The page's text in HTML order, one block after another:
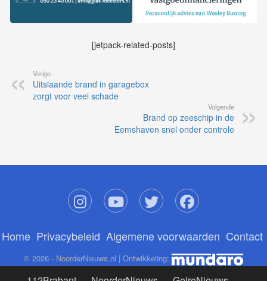
[jetpack-related-posts]
Vorige
Uitslaande brand in garagebox
zorgt voor veel schade
Volgende
Brand op zeeschip in de
Eemshaven snel onder controle
Home Privacybeleid Algemene voorwaarden Contact
© 2026 - NoorderNieuws.nl | Ontwikkeling: